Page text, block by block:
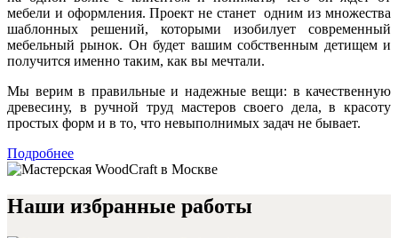
мебели и оформления. Проект не станет одним из множества
шаблонных решений, которыми изобилует современный
мебельный рынок. Он будет вашим собственным детищем и
получится именно таким, как вы мечтали.
Мы верим в правильные и надежные вещи: в качественную
древесину, в ручной труд мастеров своего дела, в красоту
простых форм и в то, что невыполнимых задач не бывает.
Подробнее
Наши избранные работы